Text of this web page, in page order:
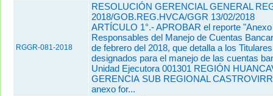
RGGR-081-2018
RESOLUCIÓN GERENCIAL GENERAL
2018/GOB.REG.HVCA/GGR 13/02/2018
ARTÍCULO 1°.- APROBAR el reporte
Responsables del Manejo de Cuentas
de febrero del 2018, que detalla a los
designados para el manejo de las cuentas
Unidad Ejecutora 001301 REGIÓN
GERENCIA SUB REGIONAL
anexo for...